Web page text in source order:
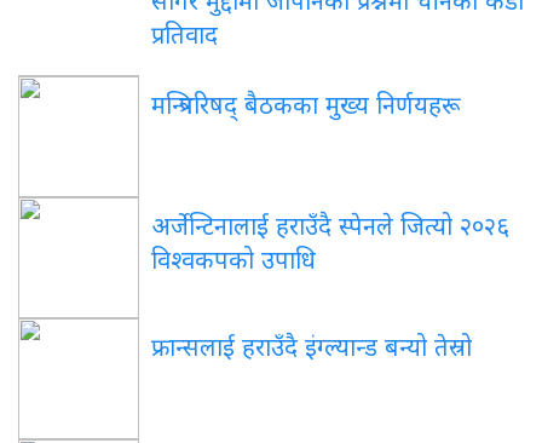
प्रतिवाद
मन्त्रिपरिषद् बैठकका मुख्य निर्णयहरू
अर्जेन्टिनालाई हराउँदै स्पेनले जित्यो २०२६
विश्वकपको उपाधि
फ्रान्सलाई हराउँदै इंग्ल्यान्ड बन्यो तेस्रो